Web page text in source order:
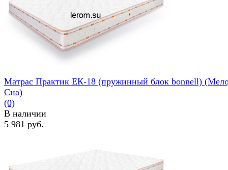
избранное сравнить
Матрас Практик ЕК-18 (пружинный блок bonnell)
Сна)
(0)
В наличии
5 981 руб.